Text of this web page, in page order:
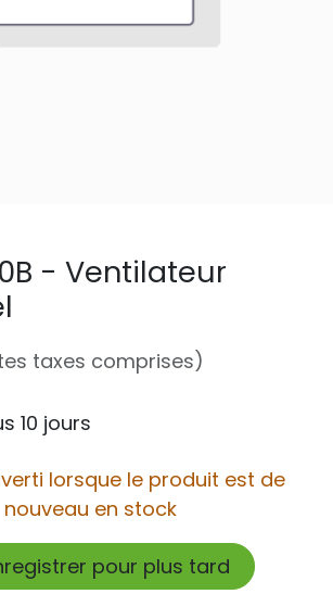
- Ventilateur
taxes comprises)
10 jours
lorsque le produit est de
nouveau en stock
pour plus tard